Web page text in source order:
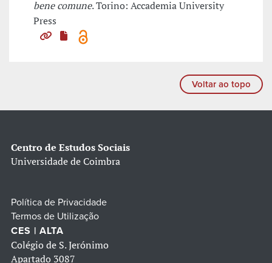
bene comune. Torino: Accademia University
Press
Voltar ao topo
Centro de Estudos Sociais
Universidade de Coimbra
Política de Privacidade
Termos de Utilização
CES | ALTA
Colégio de S. Jerónimo
Apartado 3087